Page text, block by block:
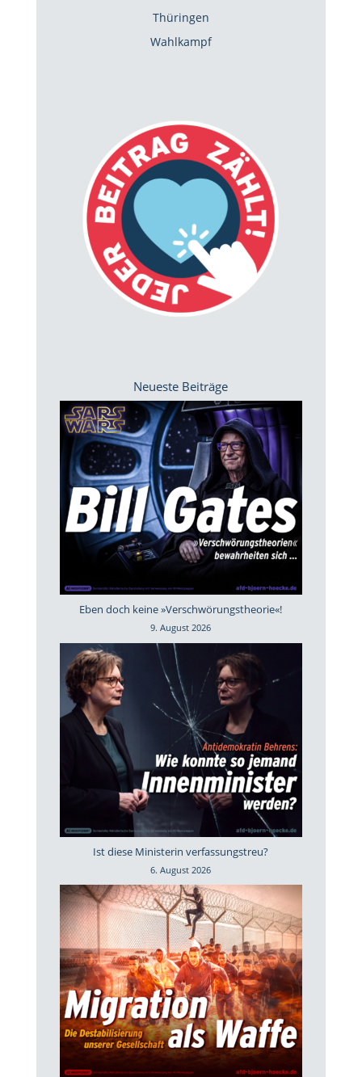
Thüringen
Wahlkampf
Neueste Beiträge
Eben doch keine »Verschwörungstheorie«!
9. August 2026
Ist diese Ministerin verfassungstreu?
6. August 2026